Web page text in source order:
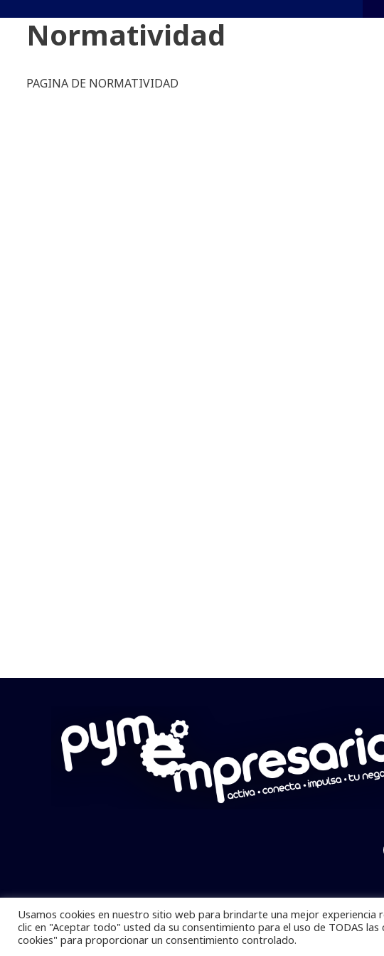
Normatividad
PAGINA DE NORMATIVIDAD
Pymempresario © 2025 Todos los derechos
Usamos cookies en nuestro sitio web para brindarte una mejor
clic en "Aceptar todo" usted da su consentimiento para el uso de TODAS
cookies" para proporcionar un consentimiento controlado.